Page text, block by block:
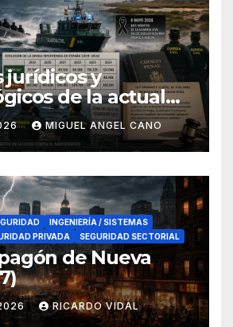
jurídicos y
de la actual
el narcotráfico
España
MIGUEL ANGEL CANO
INGENIERÍA / SISTEMAS
PRIVADA
SEGURIDAD SECTORIAL
de Nueva
RICARDO VIDAL